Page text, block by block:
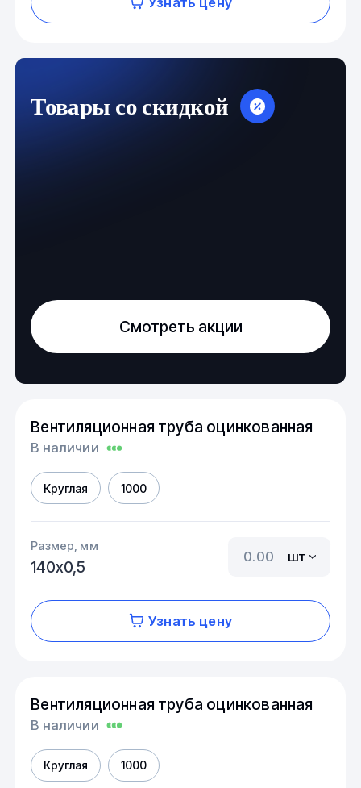
Товары со скидкой
Смотреть акции
Вентиляционная труба оцинкованная
В наличии
Круглая 1000
Размер, мм
140х0,5
шт
Узнать цену
Вентиляционная труба оцинкованная
В наличии
Круглая 1000